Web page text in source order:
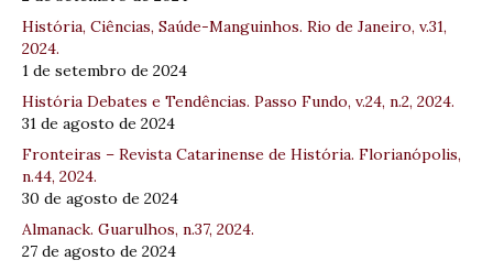
História, Ciências, Saúde-Manguinhos. Rio de Janeiro, v.31,
2024.
1 de setembro de 2024
História Debates e Tendências. Passo Fundo, v.24, n.2, 2024.
31 de agosto de 2024
Fronteiras – Revista Catarinense de História. Florianópolis,
n.44, 2024.
30 de agosto de 2024
Almanack. Guarulhos, n.37, 2024.
27 de agosto de 2024